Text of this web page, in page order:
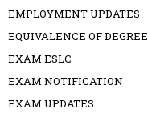
EMPLOYMENT UPDATES
EQUIVALENCE OF DEGREE
EXAM ESLC
EXAM NOTIFICATION
EXAM UPDATES